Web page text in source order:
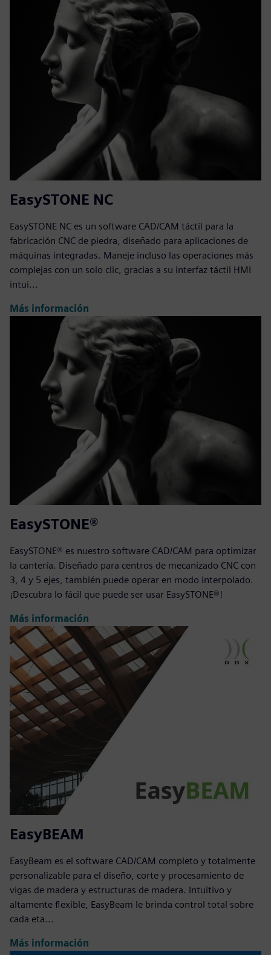
EasySTONE NC
EasySTONE NC es un software CAD/CAM táctil para la
fabricación CNC de piedra, diseñado para aplicaciones de
máquinas integradas. Maneje incluso las operaciones más
complejas con un solo clic, gracias a su interfaz táctil HMI
intui...
Más información
EasySTONE®
EasySTONE® es nuestro software CAD/CAM para optimizar
la cantería. Diseñado para centros de mecanizado CNC con
3, 4 y 5 ejes, también puede operar en modo interpolado.
¡Descubra lo fácil que puede ser usar EasySTONE®!
Más información
EasyBEAM
EasyBeam es el software CAD/CAM completo y totalmente
personalizable para el diseño, corte y procesamiento de
vigas de madera y estructuras de madera. Intuitivo y
altamente flexible, EasyBeam le brinda control total sobre
cada eta...
Más información